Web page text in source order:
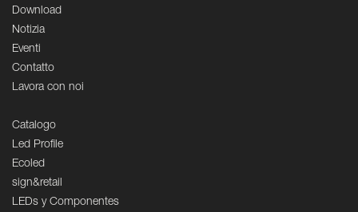
Download
Notizia
Eventi
Contatto
Lavora con noi
Catalogo
Led Profile
Ecoled
sign&retail
LEDs y Componentes